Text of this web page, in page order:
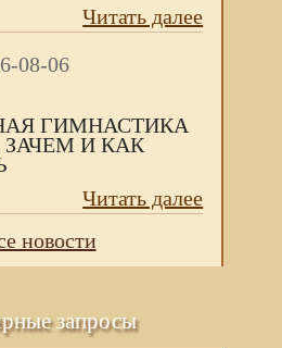
Читать далее
08-06
ГИМНАСТИКА
И КАК
Читать далее
новости
запросы